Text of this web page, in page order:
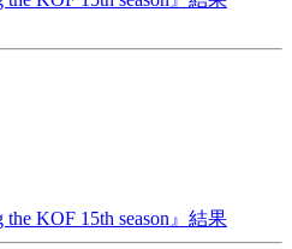
KOF 15th season』結果